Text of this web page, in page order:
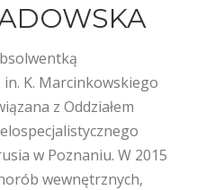
K. Marcinkowskiego
z Oddziałem
w Poznaniu. W 2015
wewnętrznych,